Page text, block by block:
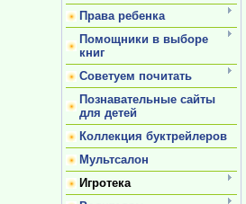
Права ребенка
Помощники в выборе
книг
Советуем почитать
Познавательные сайты
для детей
Коллекция буктрейлеров
Мультсалон
Игротека